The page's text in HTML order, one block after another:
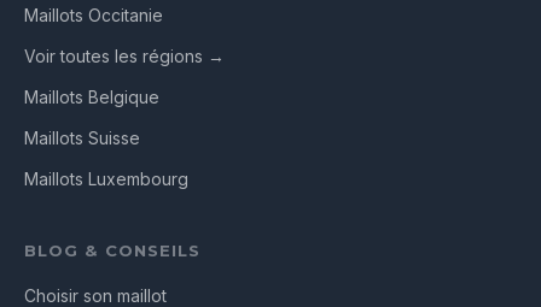
Maillots Occitanie
Voir toutes les régions →
Maillots Belgique
Maillots Suisse
Maillots Luxembourg
BLOG & CONSEILS
Choisir son maillot